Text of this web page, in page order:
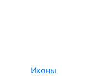
Иконы